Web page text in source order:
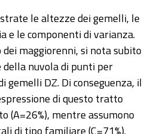
le altezze dei gemelli, le
e le componenti di varianza.
maggiorenni, si nota subito
nuvola di punti per
gemelli DZ. Di conseguenza, il
di questo tratto
(A=26%), mentre assumono